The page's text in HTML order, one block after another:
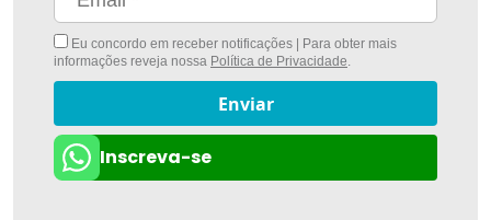
Eu concordo em receber notificações | Para obter mais
informações reveja nossa Política de Privacidade.
Enviar
Inscreva-se